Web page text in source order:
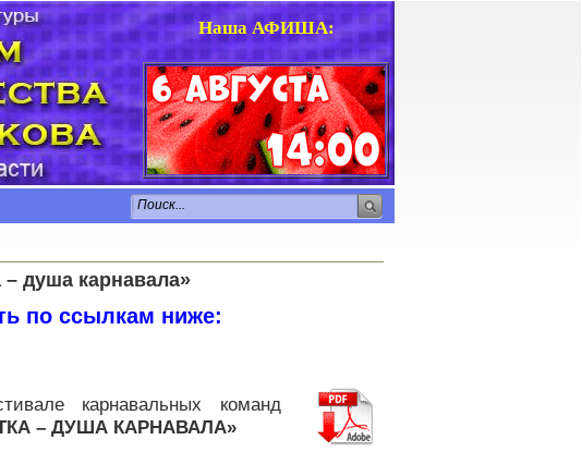
Наша АФИША:
душа карнавала»
по ссылкам ниже:
карнавальных команд
– ДУША КАРНАВАЛА»